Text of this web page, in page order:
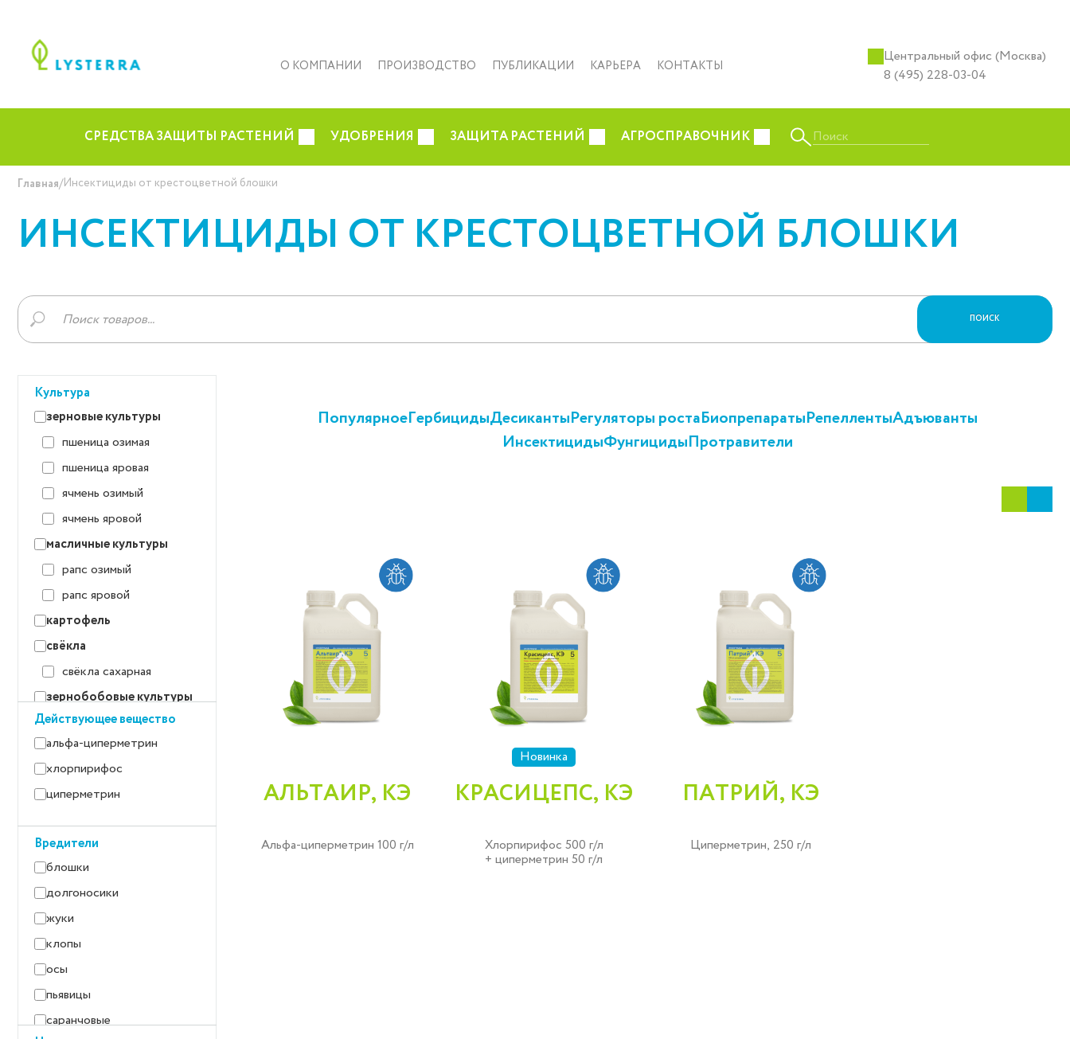
О КОМПАНИИ ПРОИЗВОДСТВО ПУБЛИКАЦИИ КАРЬЕРА КОНТАКТЫ
Центральный офис (Москва)
8 (495) 228-03-04
СРЕДСТВА ЗАЩИТЫ РАСТЕНИЙ УДОБРЕНИЯ ЗАЩИТА РАСТЕНИЙ АГРОСПРАВОЧНИК Поиск
Главная/Инсектициды от крестоцветной блошки
ИНСЕКТИЦИДЫ ОТ КРЕСТОЦВЕТНОЙ БЛОШКИ
Поиск
товаров
ПОИСК
Культура
зерновые культуры
пшеница озимая
пшеница яровая
ячмень озимый
ячмень яровой
масличные культуры
рапс озимый
рапс яровой
картофель
свёкла
свёкла сахарная
зернобобовые культуры
соя
участки с/х-назначения
кормовые культуры
люцерна
Действующее вещество
альфа-циперметрин
хлорпирифос
циперметрин
Вредители
блошки
долгоносики
жуки
клопы
осы
пьявицы
саранчовые
ПопулярноеГербицидыДесикантыРегуляторы ростаБиопрепаратыРепеллентыАдъюванты
ИнсектицидыФунгицидыПротравители
АЛЬТАИР, КЭ
Альфа-циперметрин 100 г/л
Новинка
КРАСИЦЕПС, КЭ
Хлорпирифос 500 г/л
+ циперметрин 50 г/л
ПАТРИЙ, КЭ
Циперметрин, 250 г/л